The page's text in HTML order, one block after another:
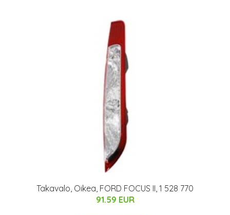
Takavalo, Oikea, FORD FOCUS II, 1 528 770
91.59 EUR